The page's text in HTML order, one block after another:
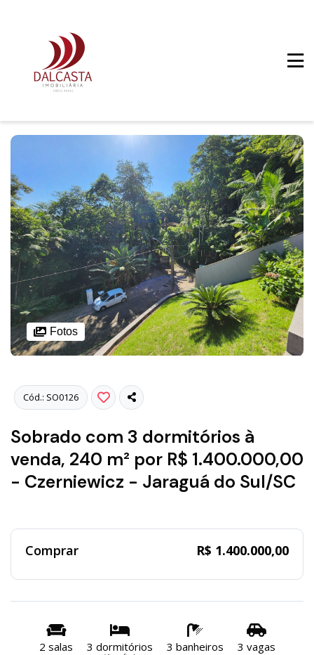
Fotos
Cód.: SO0126
Sobrado com 3 dormitórios à
venda, 240 m² por R$ 1.400.000,00
- Czerniewicz - Jaraguá do Sul/SC
Comprar R$ 1.400.000,00
2 salas 3 dormitórios 3 banheiros 3 vagas